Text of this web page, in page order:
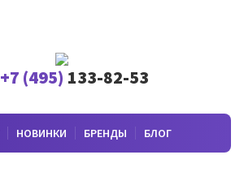
+7 (495) 133-82-53
НОВИНКИ БРЕНДЫ БЛОГ